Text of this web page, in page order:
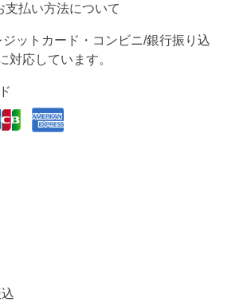
支払い方法について
ットカード・コンビニ/銀行振り込
対応しています。